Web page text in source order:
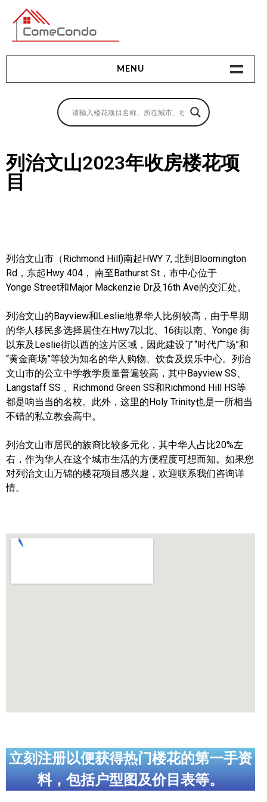
多伦多最新最全的楼花搜索引擎
MENU
地产相关
买房指南
查询房源
帮您卖房
多伦多地产
楼花大全
大多伦多地区楼花开发商名录
楼花地图
楼花转让专区
多伦多市中心楼花项目
怡陶碧谷社区介绍
新居民
新移民指南
列治文山2023年收房楼花项
目
列治文山市（Richmond Hill)​南起HWY 7, 北到Bloomington
Rd，东起Hwy 404， 南至Bathurst St，市中心位于
Yonge Street和Major Mackenzie Dr及16th Ave的交汇处。
列治文山的Bayview和Leslie地界华人比例较高，由于早期
的华人移民多选择居住在Hwy7以北、16街以南、Yonge 街
以东及Leslie街以西的这片区域，因此建设了“时代广场”和
“黄金商场”等较为知名的华人购物、饮食及娱乐中心。 列治
文山市的公立中学教学质量普遍较高，其中Bayview SS、
Langstaff SS 、Richmond Green SS和Richmond Hill HS等
都是响当当的名校。此外，这里的Holy Trinity也是一所相当
不错的私立教会高中。
列治文山市居民的族裔比较多元化，其中华人占比20%左
右，作为华人在这个城市生活的方便程度可想而知。如果您
对列治文山万锦的楼花项目感兴趣，欢迎联系我们咨询详
情。
立刻注册以便获得热门楼花的第一手资
料，包括户型图及价目表等。